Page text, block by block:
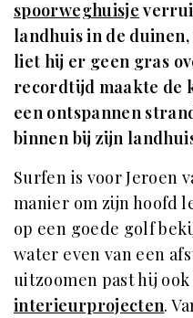
spoorweghuisje
landhuis in de
liet hij er geen gras
recordtijd maakte de
een ontspannen
binnen bij zijn
Surfen is voor Jeroen
manier om zijn hoofd
op een goede golf
water even van een
uitzoomen past hij
interieurprojecten.